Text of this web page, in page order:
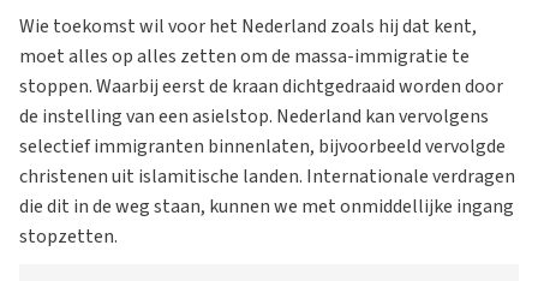
Wie toekomst wil voor het Nederland zoals hij dat kent,
moet alles op alles zetten om de massa-immigratie te
stoppen. Waarbij eerst de kraan dichtgedraaid worden door
de instelling van een asielstop. Nederland kan vervolgens
selectief immigranten binnenlaten, bijvoorbeeld vervolgde
christenen uit islamitische landen. Internationale verdragen
die dit in de weg staan, kunnen we met onmiddellijke ingang
stopzetten.